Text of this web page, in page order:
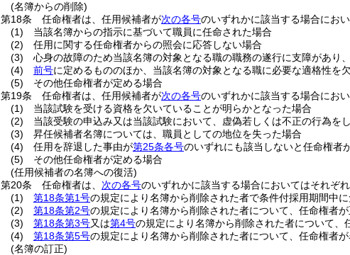
(名簿からの削除)
第18条
任命権者は、任用候補者が次の各号のいずれかに該当する場合にお
(1)
当該名簿からの指示に基づいて職員に任命された場合
(2)
任用に関する任命権者からの照会に応答しない場合
(3)
心身の故障のため当該名簿の対象となる職の職務の遂行に支障があり
(4)
前号に定めるもののほか、当該名簿の対象となる職に必要な適格性を
(5)
その他任命権者が定める場合
第19条
任命権者は、任用候補者が次の各号のいずれかに該当する場合にお
(1)
当該試験を受ける資格を欠いていることが明らかとなった場合
(2)
当該受験の申込み又は当該試験において、虚偽若しくは不正の行為を
(3)
昇任候補者名簿については、職員としての地位を失った場合
(4)
任用を辞退した事由が第25条各号のいずれにも該当しないと任命権者
(5)
その他任命権者が定める場合
(任用候補者の名簿への復活)
第20条
任命権者は、 次の各号のいずれかに該当する場合においてはそれぞ
(1)
第18条第1号の規定により名簿から削除された者で条件付採用期間中
(2)
第18条第2号の規定により名簿から削除された者について、任命権者
(3)
第18条第3号又は第4号の規定により名簿から削除された者について
(4)
第18条第5号の規定により名簿から削除された者について、任命権者
(名簿の訂正)